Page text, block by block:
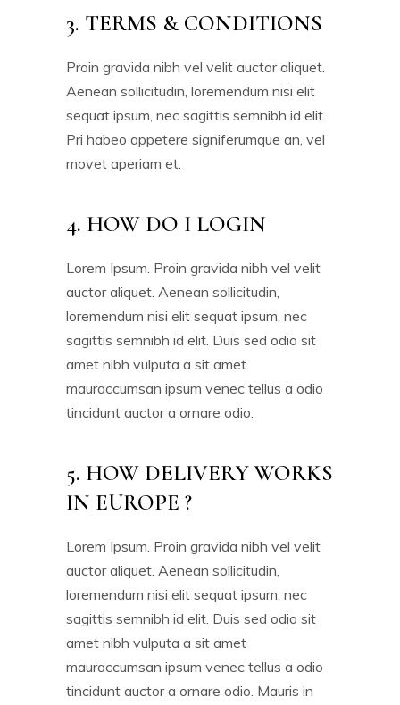
3. TERMS & CONDITIONS
Proin gravida nibh vel velit auctor aliquet.
Aenean sollicitudin, loremendum nisi elit
sequat ipsum, nec sagittis semnibh id elit.
Pri habeo appetere signiferumque an, vel
movet aperiam et.
4. HOW DO I LOGIN
Lorem Ipsum. Proin gravida nibh vel velit
auctor aliquet. Aenean sollicitudin,
loremendum nisi elit sequat ipsum, nec
sagittis semnibh id elit. Duis sed odio sit
amet nibh vulputa a sit amet
mauraccumsan ipsum venec tellus a odio
tincidunt auctor a ornare odio.
5. HOW DELIVERY WORKS
IN EUROPE ?
Lorem Ipsum. Proin gravida nibh vel velit
auctor aliquet. Aenean sollicitudin,
loremendum nisi elit sequat ipsum, nec
sagittis semnibh id elit. Duis sed odio sit
amet nibh vulputa a sit amet
mauraccumsan ipsum venec tellus a odio
tincidunt auctor a ornare odio. Mauris in